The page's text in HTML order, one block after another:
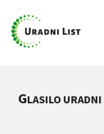
GLASILO